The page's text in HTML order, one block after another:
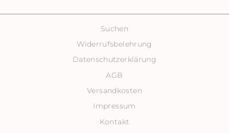
Suchen
Widerrufsbelehrung
Datenschutzerklärung
AGB
Versandkosten
Impressum
Kontakt